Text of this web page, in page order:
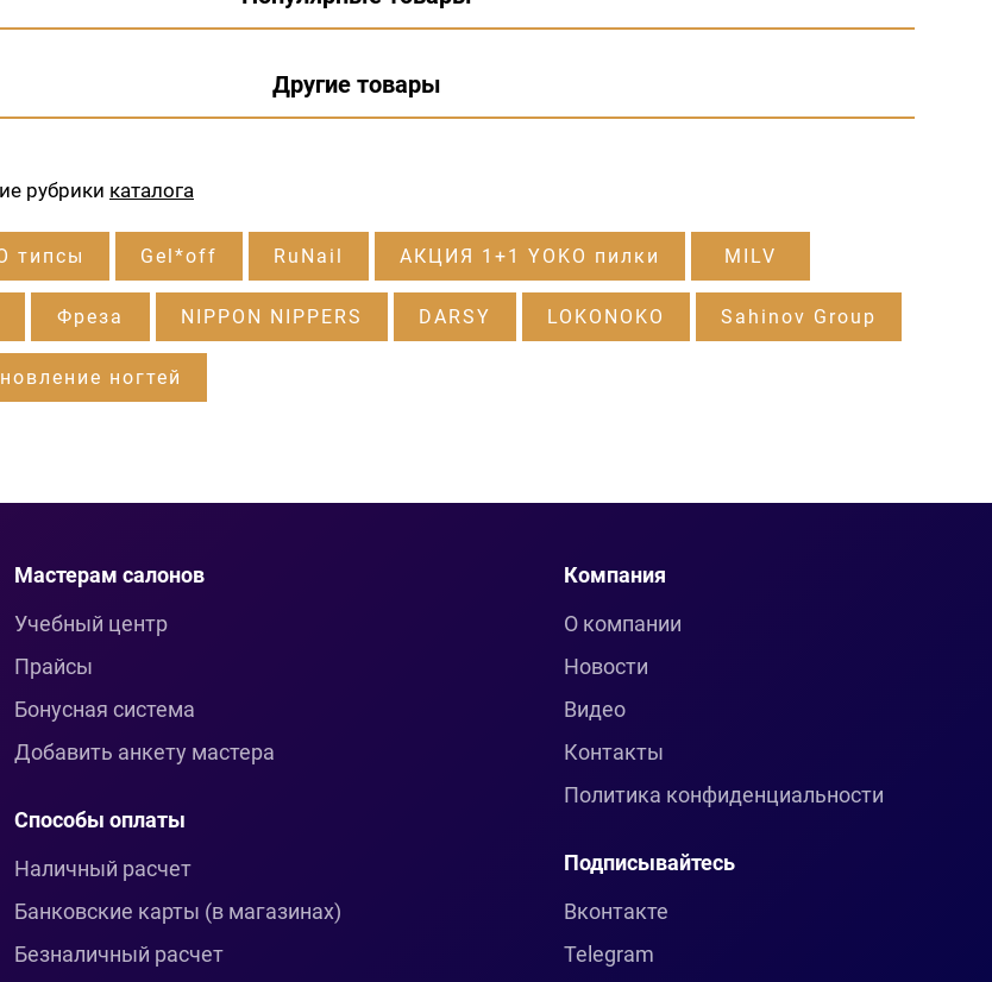
Другие товары
рубрики каталога
типсы Gel*off RuNail АКЦИЯ 1+1 YOKO пилки MILV
Фреза NIPPON NIPPERS DARSY LOKONOKO Sahinov Group
ногтей
Мастерам салонов
Учебный центр
Прайсы
Бонусная система
Добавить анкету мастера
Способы оплаты
Наличный расчет
Банковские карты (в магазинах)
Безналичный расчет
Компания
О компании
Новости
Видео
Контакты
Политика конфиденциальности
Подписывайтесь
Вконтакте
Telegram